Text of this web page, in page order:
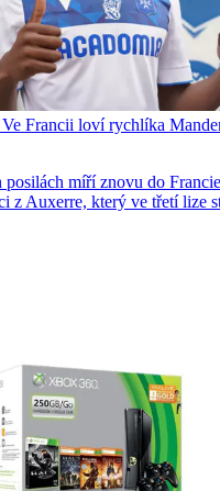
Francii loví rychlíka
posilách míří znovu do
z Auxerre, který ve třetí lize